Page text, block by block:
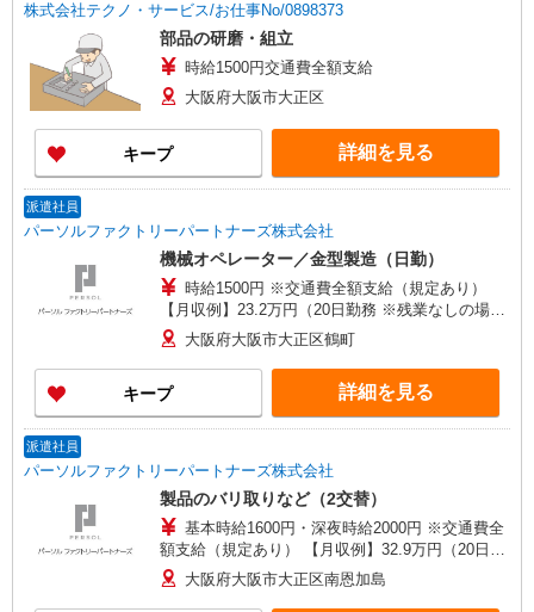
株式会社テクノ・サービス/お仕事No/0898373
部品の研磨・組立
時給1500円交通費全額支給
大阪府大阪市大正区
キープ 詳細を見る
派遣社員
パーソルファクトリーパートナーズ株式会社
機械オペレーター／金型製造（日勤）
時給1500円 ※交通費全額支給（規定あり）
【月収例】23.2万円（20日勤務 ※残業なしの場
合） 大阪府大阪市大正区鶴町
キープ 詳細を見る
派遣社員
パーソルファクトリーパートナーズ株式会社
製品のバリ取りなど（2交替）
基本時給1600円・深夜時給2000円 ※交通費全
額支給（規定あり） 【月収例】32.9万円（20日勤
務＋残業30h＋深夜57.5h）
大阪府大阪市大正区南恩加島